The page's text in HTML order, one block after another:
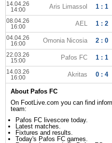
14.04.26
14:00
Aris Limassol 1 : 1
08.04.26
16:00
AEL 1 : 2
04.04.26
16:00
Omonia Nicosia 2 : 0
22.03.26
15:00
Pafos FC 1 : 1
14.03.26
16:00
Akritas 0 : 4
About Pafos FC
On FootLive.com you can find
team:
Pafos FC livescore today.
Latest matches.
Fixtures and results.
Today's Pafos FC games.